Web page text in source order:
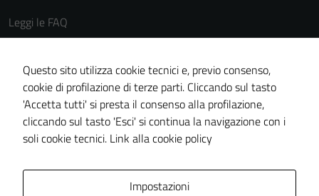
Leggi le FAQ
Segnalazione disservizio
Richiesta assistenza
Amministrazione trasparente
Informativa privacy
Questo sito utilizza cookie tecnici e, previo consenso,
cookie di profilazione di terze parti. Cliccando sul tasto
'Accetta tutti' si presta il consenso alla profilazione,
cliccando sul tasto 'Esci' si continua la navigazione con i
soli cookie tecnici. Link alla cookie policy
Impostazioni
disabilitati.
Questi cookie
non raccolgono
informazioni
personali.